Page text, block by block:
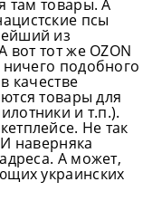
там товары. А
псы
из
тот же OZON
подобного
качестве
товары для
и т.п.).
Не так
наверняка
А может,
украинских